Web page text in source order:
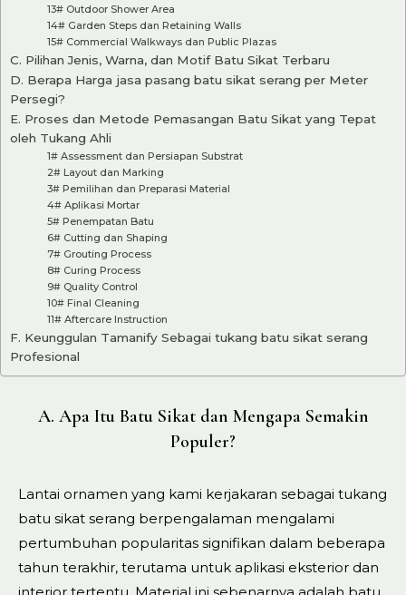
13# Outdoor Shower Area
14# Garden Steps dan Retaining Walls
15# Commercial Walkways dan Public Plazas
C. Pilihan Jenis, Warna, dan Motif Batu Sikat Terbaru
D. Berapa Harga jasa pasang batu sikat serang per Meter
Persegi?
E. Proses dan Metode Pemasangan Batu Sikat yang Tepat
oleh Tukang Ahli
1# Assessment dan Persiapan Substrat
2# Layout dan Marking
3# Pemilihan dan Preparasi Material
4# Aplikasi Mortar
5# Penempatan Batu
6# Cutting dan Shaping
7# Grouting Process
8# Curing Process
9# Quality Control
10# Final Cleaning
11# Aftercare Instruction
F. Keunggulan Tamanify Sebagai tukang batu sikat serang
Profesional
A. Apa Itu Batu Sikat dan Mengapa Semakin
Populer?
Lantai ornamen yang kami kerjakaran sebagai tukang
batu sikat serang berpengalaman mengalami
pertumbuhan popularitas signifikan dalam beberapa
tahun terakhir, terutama untuk aplikasi eksterior dan
interior tertentu. Material ini sebenarnya adalah batu